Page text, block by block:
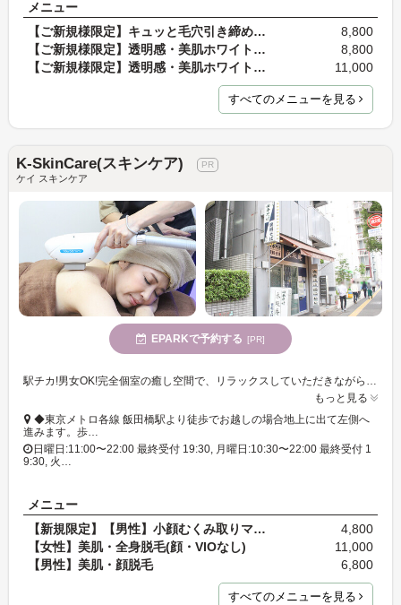
メニュー
【ご新規様限定】キュッと毛穴引き締めケア
8,800
【ご新規様限定】透明感・美肌ホワイトニングケア
8,800
【ご新規様限定】透明感・美肌ホワイトニングケア＋…
11,000
すべてのメニューを見る
K-SkinCare(スキンケア)
ケイ スキンケア
EPARKで予約する [PR]
駅チカ!男女OK!完全個室の癒し空間で、リラックスしていただきながら脱毛をおこないます。お仕事終わりや隙間時間などに、ぜひお越しください。
もっと見る
◆東京メトロ各線 飯田橋駅より徒歩でお越しの場合地上に出て左側へ
進みます。歩…
日曜日:11:00〜22:00 最終受付 19:30, 月曜日:10:30〜22:00 最終受付 1
9:30, 火…
メニュー
【新規限定】【男性】小顔むくみ取りマッサージ 40分…
4,800
【女性】美肌・全身脱毛(顔・VIOなし)
11,000
【男性】美肌・顔脱毛
6,800
すべてのメニューを見る